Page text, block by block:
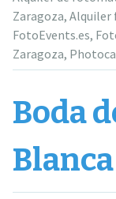
Zaragoza, Alquiler
FotoEvents.es,
Zaragoza,
Boda
Blanca